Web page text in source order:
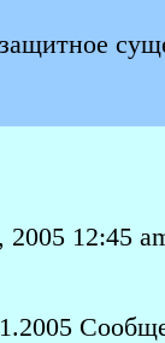
12:45